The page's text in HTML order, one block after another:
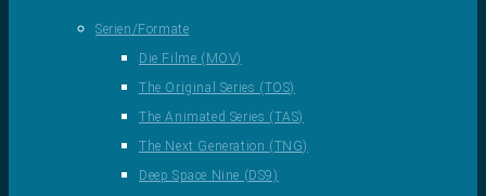
Serien/Formate
Die Filme (MOV)
The Original Series (TOS)
The Animated Series (TAS)
The Next Generation (TNG)
Deep Space Nine (DS9)